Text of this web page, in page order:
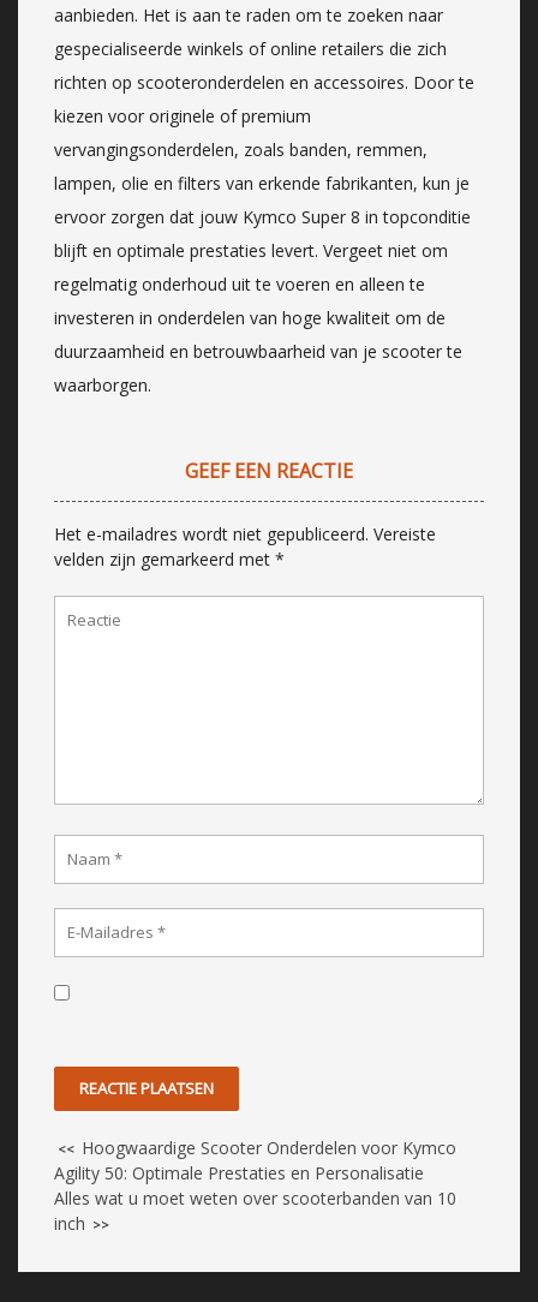
aanbieden. Het is aan te raden om te zoeken naar
gespecialiseerde winkels of online retailers die zich
richten op scooteronderdelen en accessoires. Door te
kiezen voor originele of premium
vervangingsonderdelen, zoals banden, remmen,
lampen, olie en filters van erkende fabrikanten, kun je
ervoor zorgen dat jouw Kymco Super 8 in topconditie
blijft en optimale prestaties levert. Vergeet niet om
regelmatig onderhoud uit te voeren en alleen te
investeren in onderdelen van hoge kwaliteit om de
duurzaamheid en betrouwbaarheid van je scooter te
waarborgen.
GEEF EEN REACTIE
Het e-mailadres wordt niet gepubliceerd. Vereiste
velden zijn gemarkeerd met *
<< Hoogwaardige Scooter Onderdelen voor Kymco
Agility 50: Optimale Prestaties en Personalisatie
Alles wat u moet weten over scooterbanden van 10
inch >>